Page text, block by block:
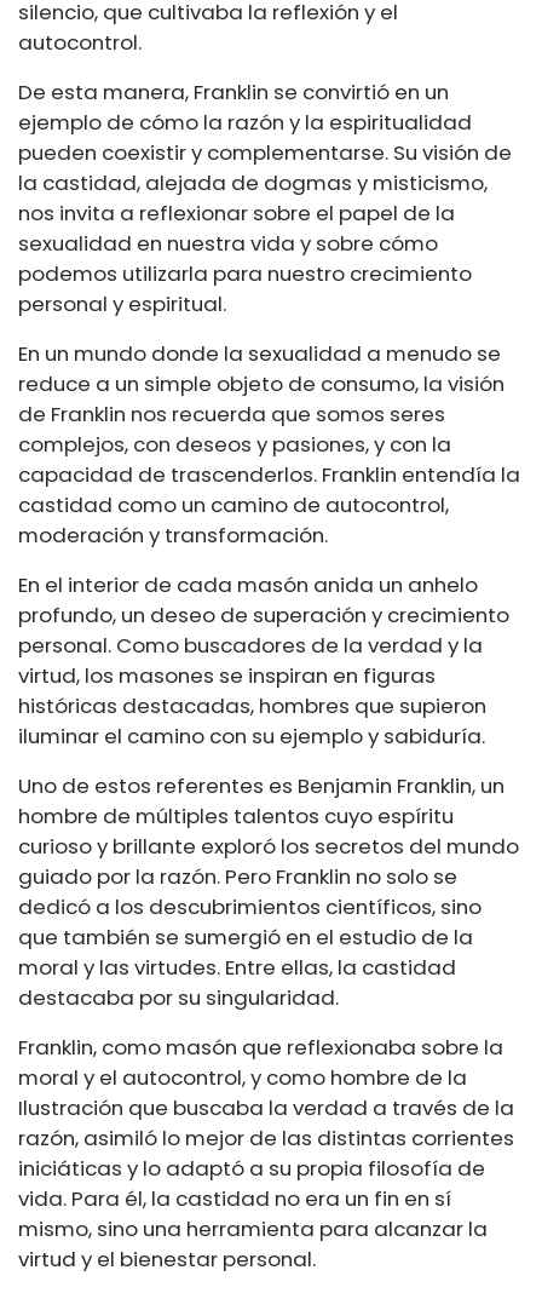
silencio, que cultivaba la reflexión y el
autocontrol.
De esta manera, Franklin se convirtió en un
ejemplo de cómo la razón y la espiritualidad
pueden coexistir y complementarse. Su visión de
la castidad, alejada de dogmas y misticismo,
nos invita a reflexionar sobre el papel de la
sexualidad en nuestra vida y sobre cómo
podemos utilizarla para nuestro crecimiento
personal y espiritual.
En un mundo donde la sexualidad a menudo se
reduce a un simple objeto de consumo, la visión
de Franklin nos recuerda que somos seres
complejos, con deseos y pasiones, y con la
capacidad de trascenderlos. Franklin entendía la
castidad como un camino de autocontrol,
moderación y transformación.
En el interior de cada masón anida un anhelo
profundo, un deseo de superación y crecimiento
personal. Como buscadores de la verdad y la
virtud, los masones se inspiran en figuras
históricas destacadas, hombres que supieron
iluminar el camino con su ejemplo y sabiduría.
Uno de estos referentes es Benjamin Franklin, un
hombre de múltiples talentos cuyo espíritu
curioso y brillante exploró los secretos del mundo
guiado por la razón. Pero Franklin no solo se
dedicó a los descubrimientos científicos, sino
que también se sumergió en el estudio de la
moral y las virtudes. Entre ellas, la castidad
destacaba por su singularidad.
Franklin, como masón que reflexionaba sobre la
moral y el autocontrol, y como hombre de la
Ilustración que buscaba la verdad a través de la
razón, asimiló lo mejor de las distintas corrientes
iniciáticas y lo adaptó a su propia filosofía de
vida. Para él, la castidad no era un fin en sí
mismo, sino una herramienta para alcanzar la
virtud y el bienestar personal.